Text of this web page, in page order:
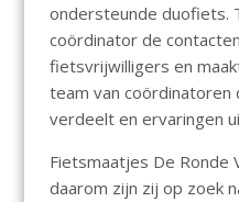
ondersteunde duofiets.
coördinator de
fietsvrijwilligers en
team van coördinatoren
verdeelt en ervaringen
Fietsmaatjes De Ronde
daarom zijn zij op zoek